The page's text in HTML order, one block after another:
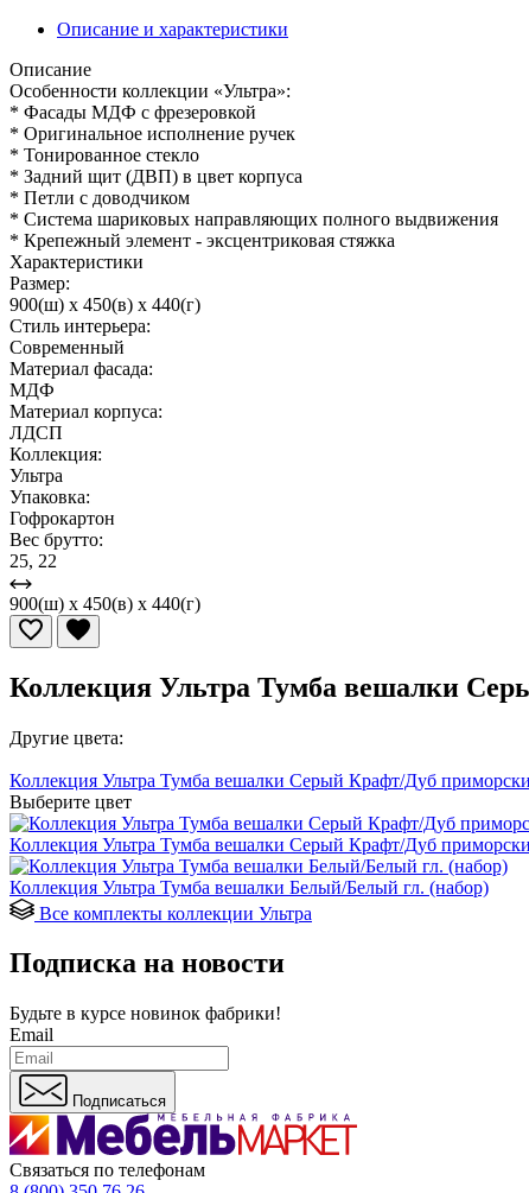
Описание и характеристики
Описание
Особенности коллекции «Ультра»:
* Фасады МДФ с фрезеровкой
* Оригинальное исполнение ручек
* Тонированное стекло
* Задний щит (ДВП) в цвет корпуса
* Петли с доводчиком
* Система шариковых направляющих полного выдвижения
* Крепежный элемент - эксцентриковая стяжка
Характеристики
Размер:
900(ш) x 450(в) x 440(г)
Стиль интерьера:
Современный
Материал фасада:
МДФ
Материал корпуса:
ЛДСП
Коллекция:
Ультра
Упаковка:
Гофрокартон
Вес брутто:
25, 22
900(ш) x 450(в) x 440(г)
Коллекция Ультра Тумба вешалки
Другие цвета:
Коллекция Ультра Тумба вешалки Серый Крафт/Дуб
Выберите цвет
Коллекция Ультра Тумба вешалки Серый Крафт/Дуб
Коллекция Ультра Тумба вешалки Белый/Белый гл. (набор)
Все комплекты коллекции Ультра
Подписка на новости
Будьте в курсе новинок фабрики!
Email
Подписаться
Связаться по телефонам